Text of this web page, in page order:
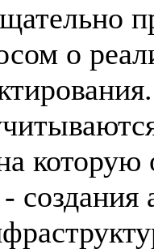
о
которую